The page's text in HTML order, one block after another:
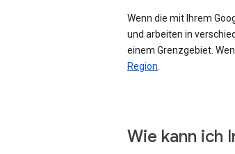
Wenn die mit Ihrem
und arbeiten in
einem Grenzgebiet.
Region
Wie kann ich